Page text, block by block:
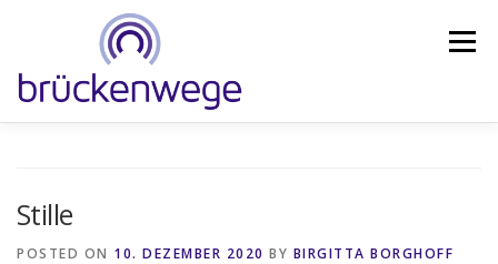
Menu
WEITERBILDUNG BLOG IMPULSDERZEIT
Stille
POSTED ON 10. DEZEMBER 2020 BY BIRGITTA BORGHOFF